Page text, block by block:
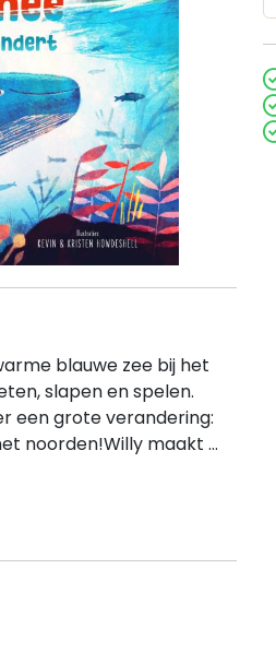
blauwe zee bij het
slapen en spelen.
een grote verandering:
noorden!Willy maakt ...